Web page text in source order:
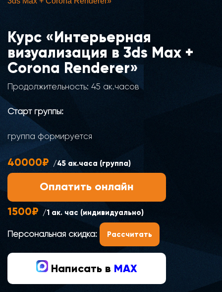
Курс «Интерьерная
визуализация в 3ds Max +
Corona Renderer»
Продолжительность: 45 ак.часов
Старт группы:
группа формируется
40000₽ /45 ак.часа (группа)
Оплатить онлайн
1500₽ /1 ак. час (индивидуально)
Персональная скидка: Рассчитать
Написать в MAX